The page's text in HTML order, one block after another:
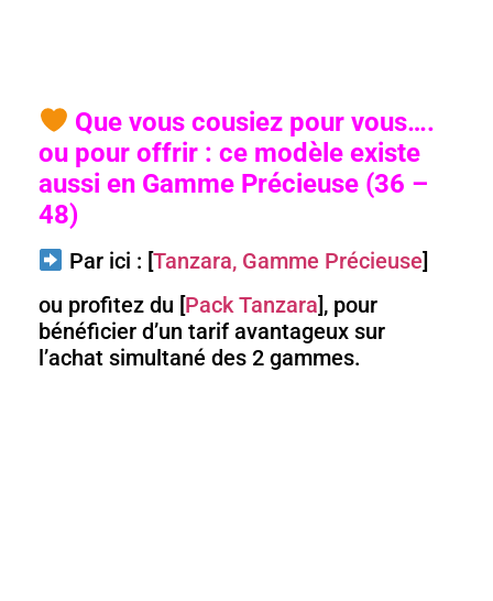
Que vous cousiez pour vous….
ou pour offrir : ce modèle existe
aussi en Gamme Précieuse (36 –
48)
Par ici : [Tanzara, Gamme Précieuse]
ou profitez du [Pack Tanzara], pour
bénéficier d’un tarif avantageux sur
l’achat simultané des 2 gammes.